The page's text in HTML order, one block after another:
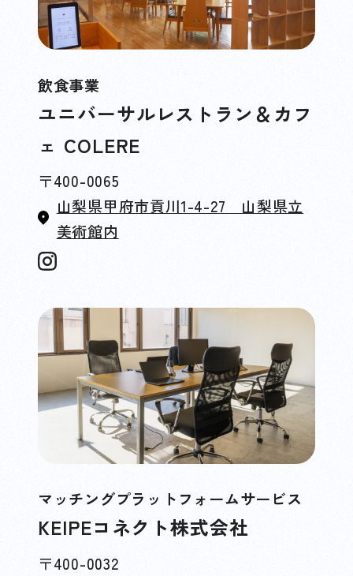
飲食事業
ユニバーサルレストラン＆カフ
ェ COLERE
〒400-0065
山梨県甲府市貢川1-4-27 山梨県立
美術館内
マッチングプラットフォームサービス
KEIPEコネクト株式会社
〒400-0032